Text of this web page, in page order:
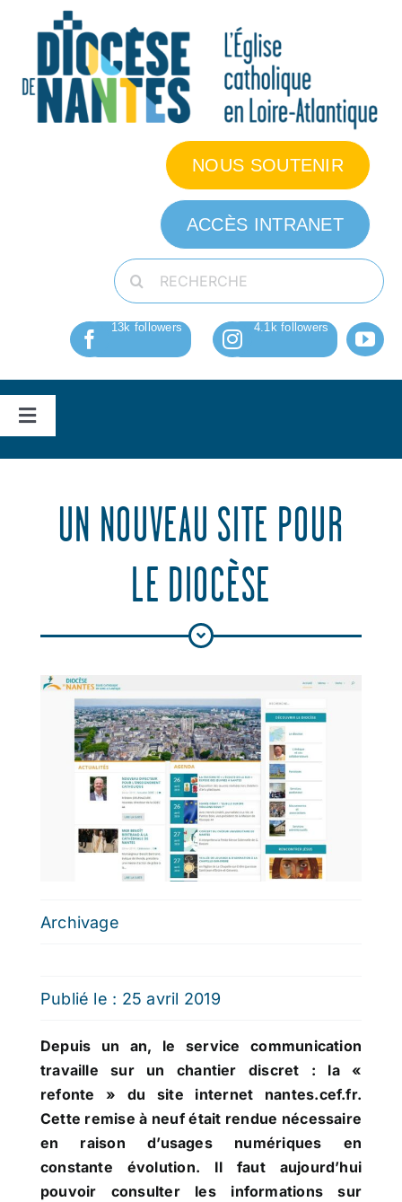
NOUS SOUTENIR
ACCÈS INTRANET
Rechercher:
Navigation
Vie d’église
Nos missions
Actualités
Agenda
UN NOUVEAU SITE POUR
LE DIOCÈSE
Archivage
Publié le : 25 avril 2019
Depuis un an, le service communication
travaille sur un chantier discret : la «
refonte » du site internet nantes.cef.fr.
Cette remise à neuf était rendue nécessaire
en raison d’usages numériques en
constante évolution. Il faut aujourd’hui
pouvoir consulter les informations sur